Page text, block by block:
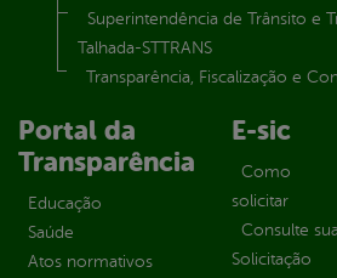
Superintendência de Trânsito e
Talhada-STTRANS
Transparência, Fiscalização e
Portal da
Transparência
Educação
Saúde
Atos normativos
E-sic
Como
solicitar
Consulte sua
Solicitação